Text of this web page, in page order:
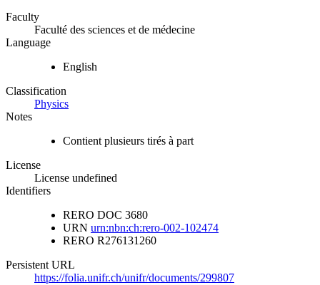
Faculty
Faculté des sciences et de médecine
Language
English
Classification
Physics
Notes
Contient plusieurs tirés à part
License
License undefined
Identifiers
RERO DOC 3680
URN urn:nbn:ch:rero-002-102474
RERO R276131260
Persistent URL
https://folia.unifr.ch/unifr/documents/299807